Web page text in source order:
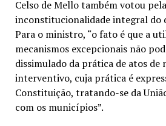
Celso de Mello também votou pela
inconstitucionalidade integral do
Para o ministro, “o fato é que a
mecanismos excepcionais não
dissimulado da prática de atos
interventivo, cuja prática é
Constituição, tratando-se da
com os municípios”.